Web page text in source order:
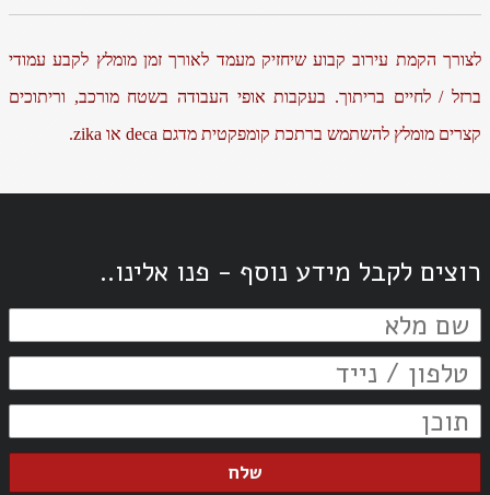
לצורך הקמת עירוב קבוע שיחזיק מעמד לאורך זמן מומלץ לקבע עמודי
ברזל / לחיים בריתוך. בעקבות אופי העבודה בשטח מורכב, וריתוכים
קצרים מומלץ להשתמש ברתכת קומפקטית מדגם deca או zika.
רוצים לקבל מידע נוסף - פנו אלינו..
שלח